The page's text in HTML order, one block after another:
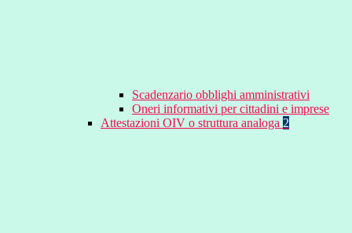
Scadenzario obblighi amministrativi
Oneri informativi per cittadini e imprese
Attestazioni OIV o struttura analoga 2